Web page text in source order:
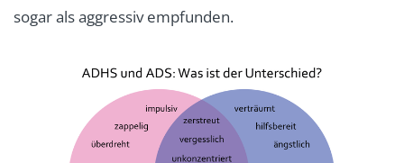
sogar als aggressiv empfunden.